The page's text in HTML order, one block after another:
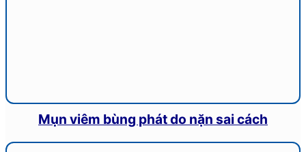
Mụn viêm bùng phát do nặn sai cách